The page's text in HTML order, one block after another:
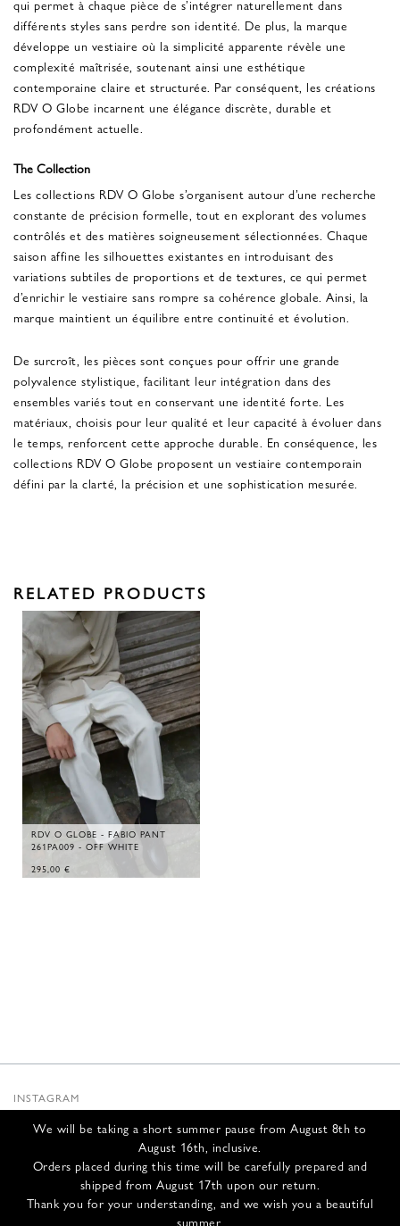
We will be taking a short summer pause from August 8th to
August 16th, inclusive.
Orders placed during this time will be carefully prepared and
shipped from August 17th upon our return.
Thank you for your understanding, and we wish you a beautiful
summer.
qui permet à chaque pièce de s’intégrer naturellement dans
différents styles sans perdre son identité. De plus, la marque
développe un vestiaire où la simplicité apparente révèle une
complexité maîtrisée, soutenant ainsi une esthétique
contemporaine claire et structurée. Par conséquent, les créations
RDV O Globe incarnent une élégance discrète, durable et
profondément actuelle.
The Collection
Les collections RDV O Globe s’organisent autour d’une recherche
constante de précision formelle, tout en explorant des volumes
contrôlés et des matières soigneusement sélectionnées. Chaque
saison affine les silhouettes existantes en introduisant des
variations subtiles de proportions et de textures, ce qui permet
d’enrichir le vestiaire sans rompre sa cohérence globale. Ainsi, la
marque maintient un équilibre entre continuité et évolution.
De surcroît, les pièces sont conçues pour offrir une grande
polyvalence stylistique, facilitant leur intégration dans des
ensembles variés tout en conservant une identité forte. Les
matériaux, choisis pour leur qualité et leur capacité à évoluer dans
le temps, renforcent cette approche durable. En conséquence, les
collections RDV O Globe proposent un vestiaire contemporain
défini par la clarté, la précision et une sophistication mesurée.
RELATED PRODUCTS
RDV O GLOBE - FABIO PANT
261PA009 - OFF WHITE
295,00 €
INSTAGRAM
INFOS
CONTACT US
SHIPPING & RETURNS